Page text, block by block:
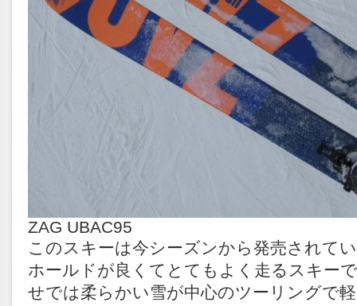
ZAG UBAC95
このスキーは今シーズンから発売されて
ホールドが良くてとてもよく走るスキー
せでは柔らかい雪が中心のツーリングで